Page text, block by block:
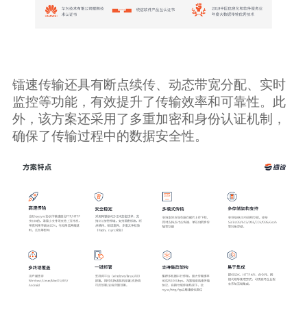
镭速传输还具有断点续传、动态带宽分配、实时
监控等功能，有效提升了传输效率和可靠性。此
外，该方案还采用了多重加密和身份认证机制，
确保了传输过程中的数据安全性。